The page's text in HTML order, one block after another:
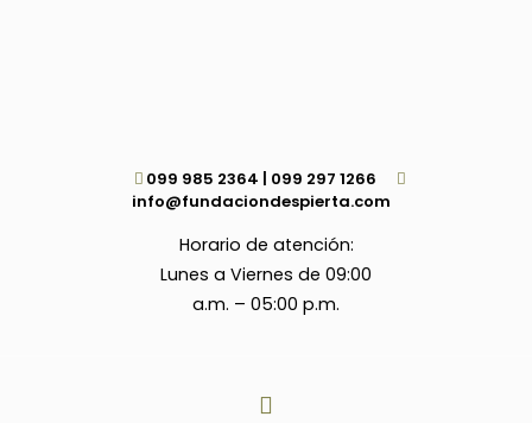
099 985 2364 | 099 297 1266
info@fundaciondespierta.com
Horario de atención:
Lunes a Viernes de 09:00
a.m. – 05:00 p.m.